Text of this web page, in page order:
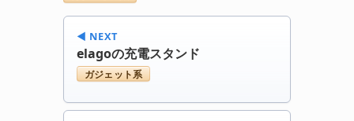
◀︎ NEXT
elagoの充電スタンド
ガジェット系